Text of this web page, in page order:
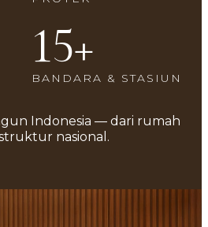
BANDARA & STASIUN
15+
Indonesia — dari rumah
nasional.